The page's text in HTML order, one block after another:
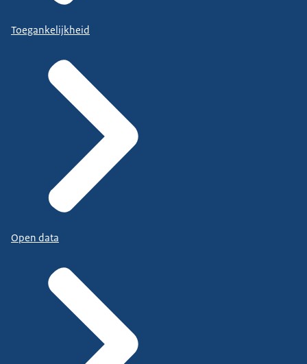
Toegankelijkheid
Open data